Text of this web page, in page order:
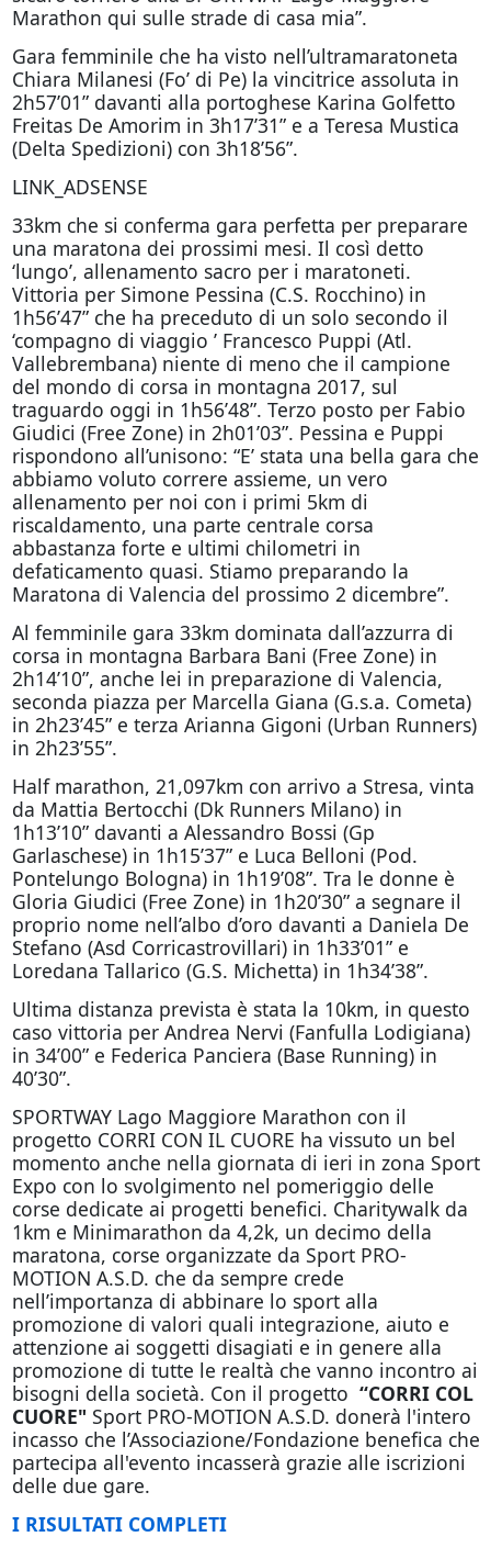
Marathon qui sulle strade di casa mia”.
Gara femminile che ha visto nell’ultramaratoneta
Chiara Milanesi (Fo’ di Pe) la vincitrice assoluta in
2h57’01” davanti alla portoghese Karina Golfetto
Freitas De Amorim in 3h17’31” e a Teresa Mustica
(Delta Spedizioni) con 3h18’56”.
LINK_ADSENSE
33km che si conferma gara perfetta per preparare
una maratona dei prossimi mesi. Il così detto
‘lungo’, allenamento sacro per i maratoneti.
Vittoria per Simone Pessina (C.S. Rocchino) in
1h56’47” che ha preceduto di un solo secondo il
‘compagno di viaggio ’ Francesco Puppi (Atl.
Vallebrembana) niente di meno che il campione
del mondo di corsa in montagna 2017, sul
traguardo oggi in 1h56’48”. Terzo posto per Fabio
Giudici (Free Zone) in 2h01’03”. Pessina e Puppi
rispondono all’unisono: “E’ stata una bella gara che
abbiamo voluto correre assieme, un vero
allenamento per noi con i primi 5km di
riscaldamento, una parte centrale corsa
abbastanza forte e ultimi chilometri in
defaticamento quasi. Stiamo preparando la
Maratona di Valencia del prossimo 2 dicembre”.
Al femminile gara 33km dominata dall’azzurra di
corsa in montagna Barbara Bani (Free Zone) in
2h14’10”, anche lei in preparazione di Valencia,
seconda piazza per Marcella Giana (G.s.a. Cometa)
in 2h23’45” e terza Arianna Gigoni (Urban Runners)
in 2h23’55”.
Half marathon, 21,097km con arrivo a Stresa, vinta
da Mattia Bertocchi (Dk Runners Milano) in
1h13’10” davanti a Alessandro Bossi (Gp
Garlaschese) in 1h15’37” e Luca Belloni (Pod.
Pontelungo Bologna) in 1h19’08”. Tra le donne è
Gloria Giudici (Free Zone) in 1h20’30” a segnare il
proprio nome nell’albo d’oro davanti a Daniela De
Stefano (Asd Corricastrovillari) in 1h33’01” e
Loredana Tallarico (G.S. Michetta) in 1h34’38”.
Ultima distanza prevista è stata la 10km, in questo
caso vittoria per Andrea Nervi (Fanfulla Lodigiana)
in 34’00” e Federica Panciera (Base Running) in
40’30”.
SPORTWAY Lago Maggiore Marathon con il
progetto CORRI CON IL CUORE ha vissuto un bel
momento anche nella giornata di ieri in zona Sport
Expo con lo svolgimento nel pomeriggio delle
corse dedicate ai progetti benefici. Charitywalk da
1km e Minimarathon da 4,2k, un decimo della
maratona, corse organizzate da Sport PRO-
MOTION A.S.D. che da sempre crede
nell’importanza di abbinare lo sport alla
promozione di valori quali integrazione, aiuto e
attenzione ai soggetti disagiati e in genere alla
promozione di tutte le realtà che vanno incontro ai
bisogni della società. Con il progetto “CORRI COL
CUORE" Sport PRO-MOTION A.S.D. donerà l'intero
incasso che l’Associazione/Fondazione benefica che
partecipa all'evento incasserà grazie alle iscrizioni
delle due gare.
I RISULTATI COMPLETI